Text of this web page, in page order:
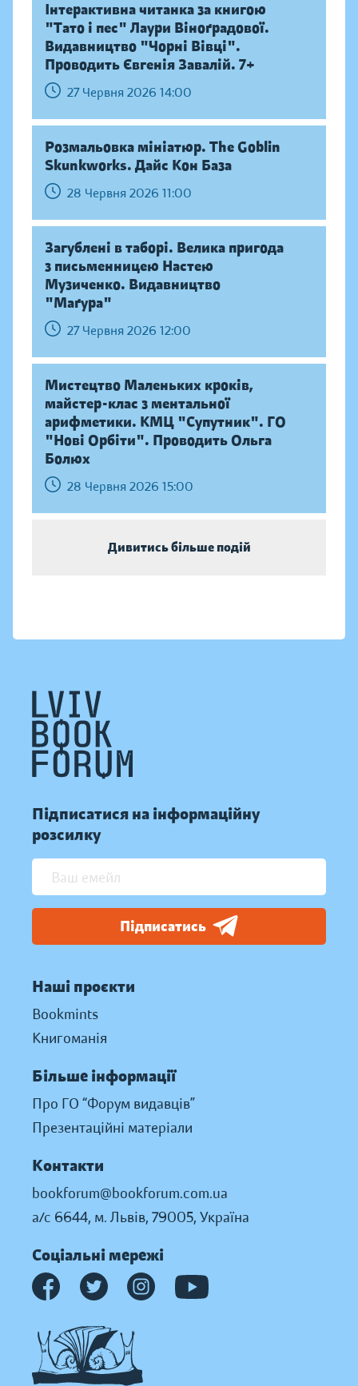
Інтерактивна читанка за книгою
"Тато і пес" Лаури Віноґрадової.
Видавництво "Чорні Вівці".
Проводить Євгенія Завалій. 7+
27 Червня 2026 14:00
Розмальовка мініатюр. The Goblin
Skunkworks. Дайс Кон База
28 Червня 2026 11:00
Загублені в таборі. Велика пригода
з письменницею Настею
Музиченко. Видавництво
"Маґура"
27 Червня 2026 12:00
Мистецтво Маленьких кроків,
майстер-клас з ментальної
арифметики. КМЦ "Супутник". ГО
"Нові Орбіти". Проводить Ольга
Болюх
28 Червня 2026 15:00
Дивитись більше подій
Підписатися на інформаційну
розсилку
Підписатись
Наші проєкти
Bookmints
Книгоманія
Більше інформації
Про ГО “Форум видавців”
Презентаційні матеріали
Контакти
bookforum@bookforum.com.ua
а/с 6644, м. Львів, 79005, Україна
Соціальні мережі